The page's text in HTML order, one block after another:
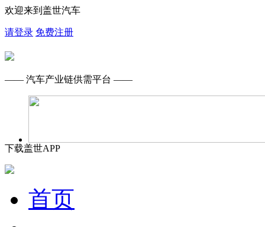
欢迎来到盖世汽车
请登录 免费注册
—— 汽车产业链供需平台 ——
下载盖世APP
首页